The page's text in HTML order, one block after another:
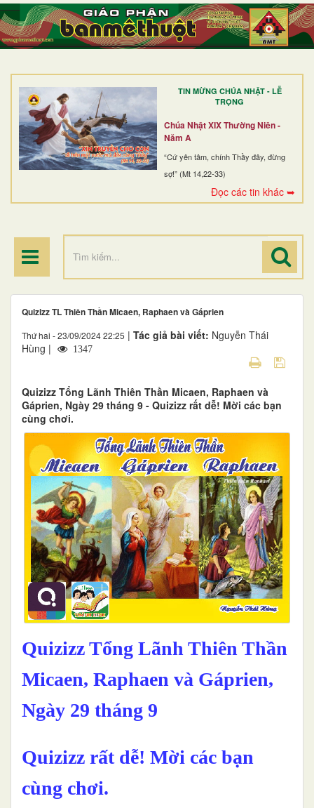
TIN MỪNG CHÚA NHẬT - LỄ
TRỌNG
Chúa Nhật XIX Thường Niên -
Năm A
“Cứ yên tâm, chính Thầy đây, đừng
sợ!” (Mt 14,22-33)
Đọc các tin khác ➥
TRANG NHẤT
GIỚI THIỆU
DÒNG TU
BAN MỤC VỤ
ĐOÀN THỂ CG
ĐIỂM HÀNH HƯƠNG
Quizizz TL Thiên Thần Micaen, Raphaen và Gáprien
Thứ hai - 23/09/2024 22:25 | Tác giả bài viết: Nguyễn Thái
Hùng |
1347
Quizizz Tổng Lãnh Thiên Thần Micaen, Raphaen và
Gáprien, Ngày 29 tháng 9 - Quizizz rất dễ! Mời các bạn
cùng chơi.
Quizizz Tổng Lãnh Thiên Thần
Micaen, Raphaen và Gáprien,
Ngày 29 tháng 9
Quizizz rất dễ! Mời các bạn
cùng chơi.